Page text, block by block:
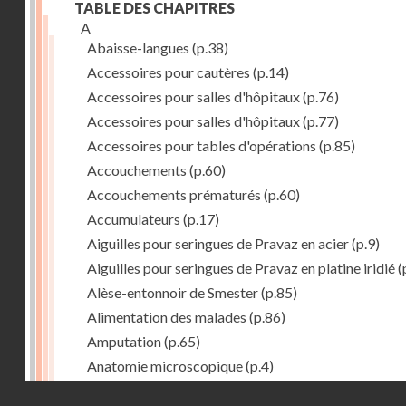
TABLE DES CHAPITRES
A
Abaisse-langues (p.38)
Accessoires pour cautères (p.14)
Accessoires pour salles d'hôpitaux(p.76)
Accessoires pour salles d'hôpitaux(p.77)
Accessoires pour tables d'opérations (p.85)
Accouchements (p.60)
Accouchements prématurés (p.60)
Accumulateurs (p.17)
Aiguilles pour seringues de Pravaz en acier(p.9)
Aiguilles pour seringues de Pravaz en platine iridié
Alèse-entonnoir de Smester(p.85)
Alimentation des malades (p.86)
Amputation(p.65)
Anatomie microscopique(p.4)